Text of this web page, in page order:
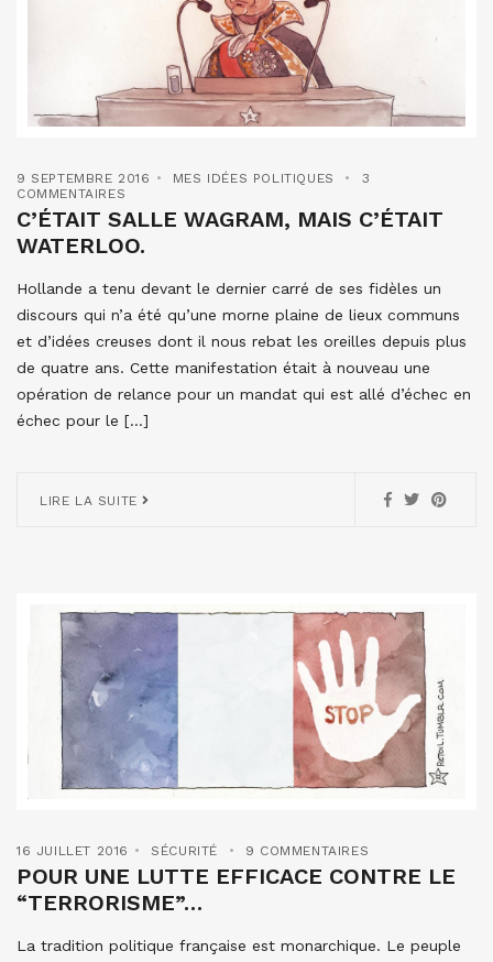
9 SEPTEMBRE 2016 MES IDÉES POLITIQUES
3
COMMENTAIRES
C’ÉTAIT SALLE WAGRAM, MAIS C’ÉTAIT
WATERLOO.
Hollande a tenu devant le dernier carré de ses fidèles un
discours qui n’a été qu’une morne plaine de lieux communs
et d’idées creuses dont il nous rebat les oreilles depuis plus
de quatre ans. Cette manifestation était à nouveau une
opération de relance pour un mandat qui est allé d’échec en
échec pour le […]
LIRE LA SUITE
16 JUILLET 2016 SÉCURITÉ 9 COMMENTAIRES
POUR UNE LUTTE EFFICACE CONTRE LE
“TERRORISME”…
La tradition politique française est monarchique. Le peuple